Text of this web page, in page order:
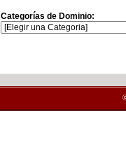
Categorías de Dominio: